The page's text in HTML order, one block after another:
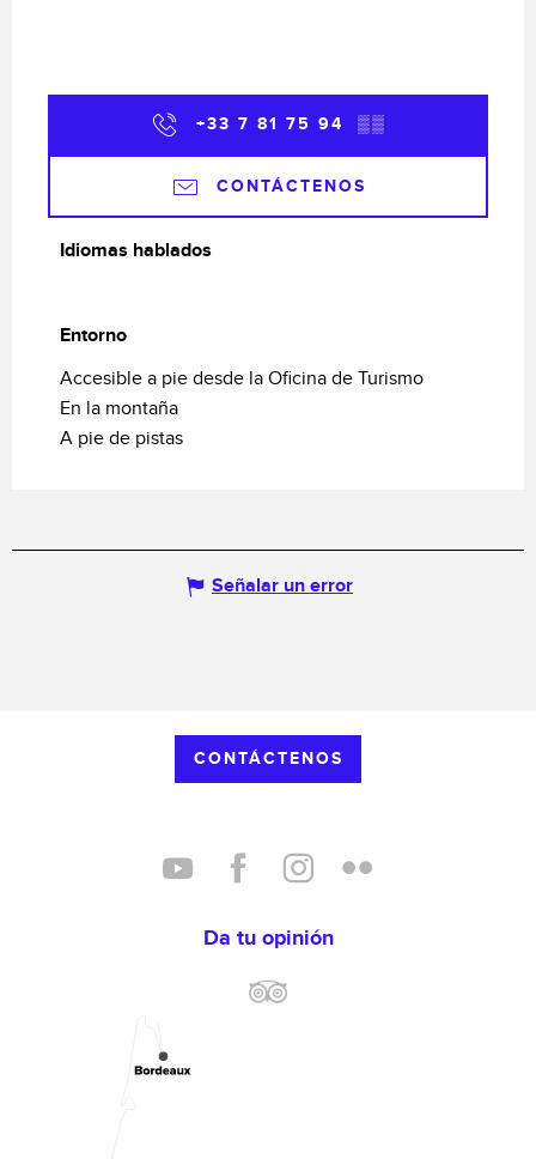
+33 7 81 75 94 ▒▒
CONTÁCTENOS
Idiomas hablados
Idiomas hablados
Entorno
Entorno
Accesible a pie desde la Oficina de Turismo
En la montaña
A pie de pistas
Señalar un error
CONTÁCTENOS
Da tu opinión